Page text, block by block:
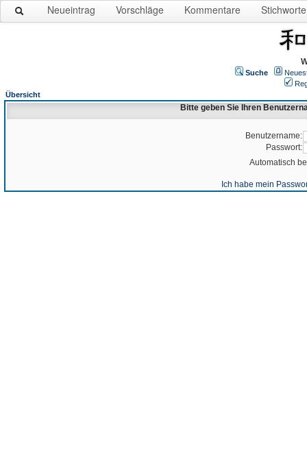
Neueintrag Vorschläge Kommentare Stichworte
Suche
Übersicht
Bitte geben Sie Ihren
Benutzername:
Passwort:
Automatisch
Ich habe mein